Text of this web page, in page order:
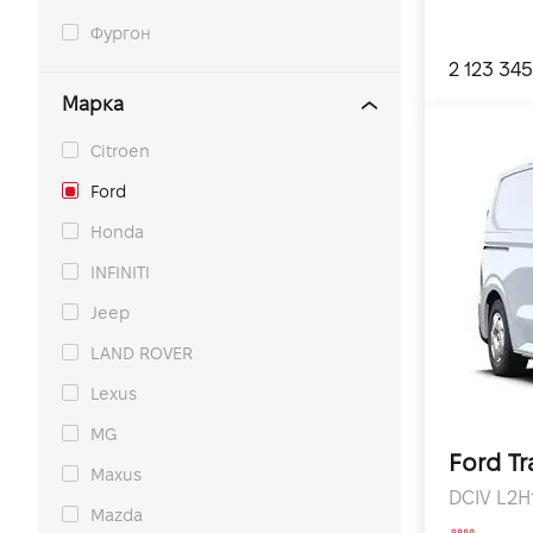
Фургон
Марка
Citroen
Ford
Honda
INFINITI
Jeep
LAND ROVER
Lexus
MG
Maxus
Mazda
2 123
Ford
DCIV